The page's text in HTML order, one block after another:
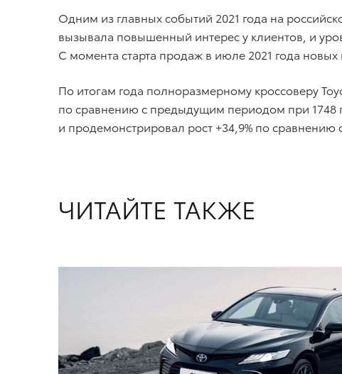
Одним из главных событий 2021 года на
вызывала повышенный интерес у клиентов, и
С момента старта продаж в июле 2021 года
По итогам года полноразмерному кроссоверу
по сравнению с предыдущим периодом при 1748
и продемонстрировал рост +34,9% по сравнению
ЧИТАЙТЕ ТАКЖЕ